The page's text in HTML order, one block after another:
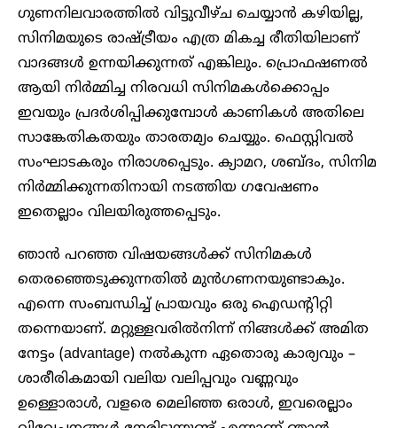
ഗുണനിലവാരത്തിൽ വിട്ടുവീഴ്ച ചെയ്യാൻ കഴിയില്ല,
സിനിമയുടെ രാഷ്ട്രീയം എത്ര മികച്ച രീതിയിലാണ്
വാദങ്ങൾ ഉന്നയിക്കുന്നത് എങ്കിലും. പ്രൊഫഷണൽ
ആയി നിർമ്മിച്ച നിരവധി സിനിമകൾക്കൊപ്പം
ഇവയും പ്രദർശിപ്പിക്കുമ്പോൾ കാണികൾ അതിലെ
സാങ്കേതികതയും താരതമ്യം ചെയ്യും. ഫെസ്റ്റിവൽ
സംഘാടകരും നിരാശപ്പെടും. ക്യാമറ, ശബ്ദം, സിനിമ
നിർമ്മിക്കുന്നതിനായി നടത്തിയ ഗവേഷണം
ഇതെല്ലാം വിലയിരുത്തപ്പെടും.
ഞാൻ പറഞ്ഞ വിഷയങ്ങൾക്ക് സിനിമകൾ
തെരഞ്ഞെടുക്കുന്നതിൽ മുൻഗണനയുണ്ടാകും.
എന്നെ സംബന്ധിച്ച് പ്രായവും ഒരു ഐഡന്റിറ്റി
തന്നെയാണ്. മറ്റുള്ളവരിൽനിന്ന് നിങ്ങൾക്ക് അമിത
നേട്ടം (advantage) നൽകുന്ന ഏതൊരു കാര്യവും –
ശാരീരികമായി വലിയ വലിപ്പവും വണ്ണവും
ഉള്ളൊരാൾ, വളരെ മെലിഞ്ഞ ഒരാൾ, ഇവരെല്ലാം